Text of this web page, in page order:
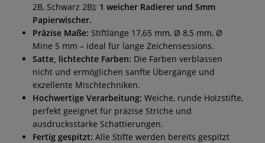
2B, Schwarz 2B); 1 weicher Radierer und 5mm
Papierwischer.
Präzise Maße: Stiftlänge 17,65 mm, Ø 8,5 mm, Ø
Mine 5 mm – ideal für lange Zeichensessions.
Satte, lichtechte Farben: Die Farben verblassen
nicht und ermöglichen sanfte Übergänge und
exzellente Mischtechniken.
Hochwertige Verarbeitung: Weiche, runde Holzstifte,
perfekt geeignet für präzise Striche und
ausdrucksstarke Schattierungen.
Fertig gespitzt: Alle Stifte werden bereits gespitzt